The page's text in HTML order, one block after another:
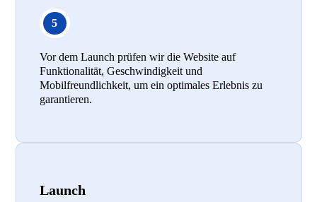
Vor dem Launch prüfen wir die Website auf
Funktionalität, Geschwindigkeit und
Mobilfreundlichkeit, um ein optimales Erlebnis zu
garantieren.
Launch